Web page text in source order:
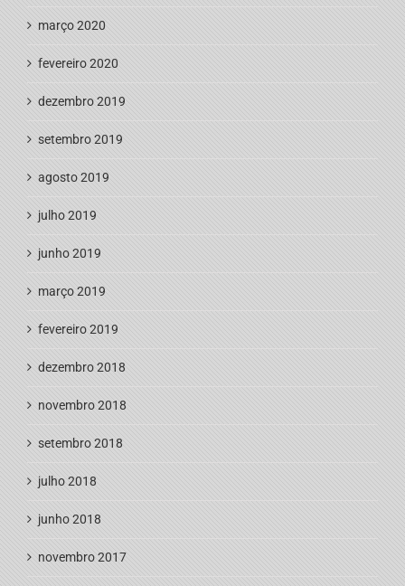
março 2020
fevereiro 2020
dezembro 2019
setembro 2019
agosto 2019
julho 2019
junho 2019
março 2019
fevereiro 2019
dezembro 2018
novembro 2018
setembro 2018
julho 2018
junho 2018
novembro 2017